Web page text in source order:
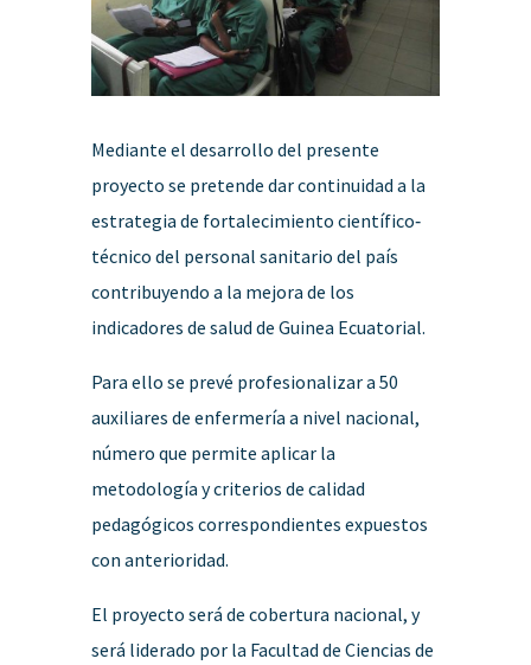
Mediante el desarrollo del presente
proyecto se pretende dar continuidad a la
estrategia de fortalecimiento científico‐
técnico del personal sanitario del país
contribuyendo a la mejora de los
indicadores de salud de Guinea Ecuatorial.
Para ello se prevé profesionalizar a 50
auxiliares de enfermería a nivel nacional,
número que permite aplicar la
metodología y criterios de calidad
pedagógicos correspondientes expuestos
con anterioridad.
El proyecto será de cobertura nacional, y
será liderado por la Facultad de Ciencias de